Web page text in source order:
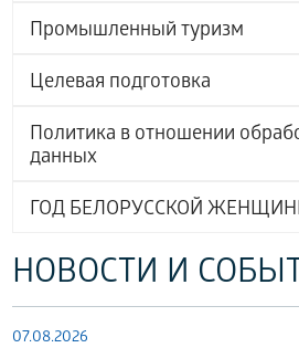
Промышленный туризм
Целевая подготовка
Политика в отношении
данных
ГОД БЕЛОРУССКОЙ
НОВОСТИ И
07.08.2026